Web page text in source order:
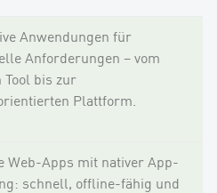
Anwendungen für
Anforderungen – vom
Tool bis zur
Plattform.
Web-Apps mit nativer App-
schnell, offline-fähig und